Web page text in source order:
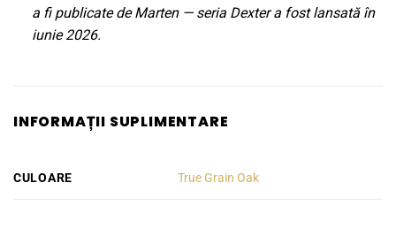
a fi publicate de Marten — seria Dexter a fost lansată în
iunie 2026.
INFORMAȚII SUPLIMENTARE
CULOARE True Grain Oak